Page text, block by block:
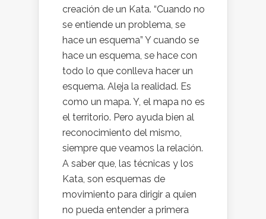
creación de un Kata. “Cuando no
se entiende un problema, se
hace un esquema” Y cuando se
hace un esquema, se hace con
todo lo que conlleva hacer un
esquema. Aleja la realidad. Es
como un mapa. Y, el mapa no es
el territorio. Pero ayuda bien al
reconocimiento del mismo,
siempre que veamos la relación.
A saber que, las técnicas y los
Kata, son esquemas de
movimiento para dirigir a quien
no pueda entender a primera